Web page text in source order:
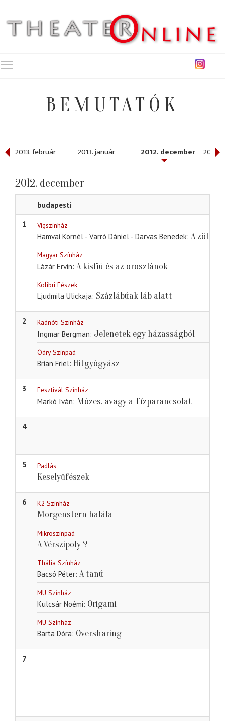
BEMUTATÓK
2013. február 2013. január 2012. december 2012.
2012. december
budapesti
1
Vígszínház
Hamvai Kornél - Varró Dániel - Darvas Benedek A zöld
Magyar Színház
Lázár Ervin A kisfiú és az oroszlánok
Kolibri Fészek
Ljudmila Ulickaja Százlábúak láb alatt
2 Radnóti Színház
Ingmar Bergman Jelenetek egy házasságból
Ódry Színpad
Brian Friel Hitgyógyász
3 Fesztivál Színház
Markó Iván Mózes, avagy a Tízparancsolat
4
5 Padlás
Keselyűfészek
6 K2 Színház
Morgenstern halála
Mikroszínpad
A Vérszipoly ?
Thália Színház
Bacsó Péter A tanú
MU Színház
Kulcsár Noémi Origami
MU Színház
Barta Dóra Oversharing
7